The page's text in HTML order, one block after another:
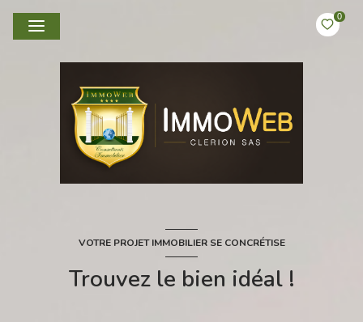
0
VOTRE PROJET IMMOBILIER SE CONCRÉTISE
Trouvez le bien idéal !